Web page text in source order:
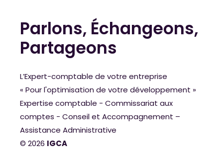
Parlons, Échangeons,
Partageons
L’Expert-comptable de votre entreprise
« Pour l'optimisation de votre développement »
Expertise comptable - Commissariat aux
comptes - Conseil et Accompagnement –
Assistance Administrative
© 2026 IGCA